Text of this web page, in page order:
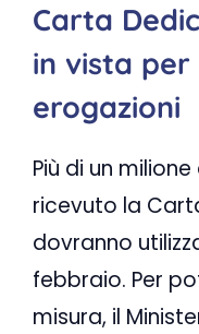
Carta
in vista per
erogazioni
Più di un
ricevuto la
dovranno
febbraio. Per
misura, il